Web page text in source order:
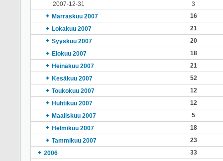
2007-12-31
3
Marraskuu 2007
16
Lokakuu 2007
21
Syyskuu 2007
20
Elokuu 2007
18
Heinäkuu 2007
21
Kesäkuu 2007
52
Toukokuu 2007
12
Huhtikuu 2007
12
Maaliskuu 2007
5
Helmikuu 2007
18
Tammikuu 2007
23
2006
33